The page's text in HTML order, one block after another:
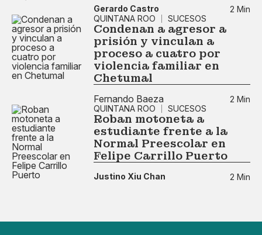
Gerardo Castro
2 Min
QUINTANA ROO
SUCESOS
Condenan a agresor a
prisión y vinculan a
proceso a cuatro por
violencia familiar en
Chetumal
Fernando Baeza
2 Min
QUINTANA ROO
SUCESOS
Roban motoneta a
estudiante frente a la
Normal Preescolar en
Felipe Carrillo Puerto
Justino Xiu Chan 2 Min